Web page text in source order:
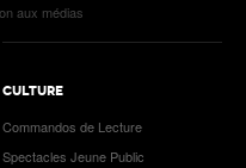
aux médias
CULTURE
Commandos de Lecture
Spectacles Jeune Public